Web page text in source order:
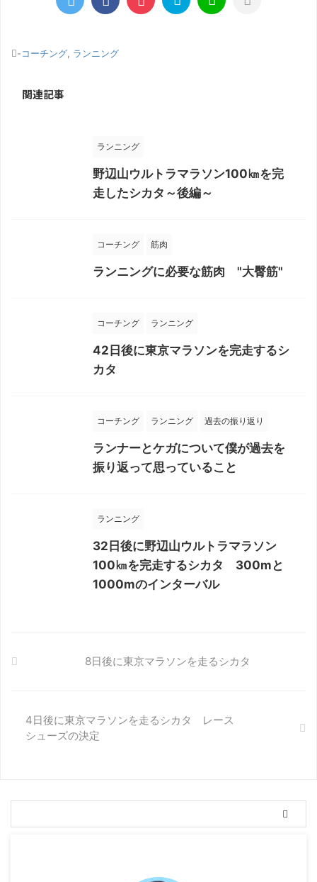
-コーチング ランニング
関連記事
ランニング
野辺山ウルトラマラソン100㎞を完
走したシカタ～後編～
コーチング 筋肉
ランニングに必要な筋肉 "大臀筋"
コーチング ランニング
42日後に東京マラソンを完走するシ
カタ
コーチング ランニング 過去の振り返り
ランナーとケガについて僕が過去を
振り返って思っていること
ランニング
32日後に野辺山ウルトラマラソン
100㎞を完走するシカタ 300mと
1000mのインターバル
8日後に東京マラソンを走るシカタ
4日後に東京マラソンを走るシカタ レース
シューズの決定